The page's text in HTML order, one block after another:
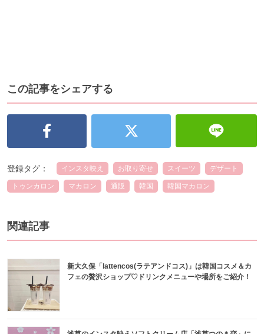
この記事をシェアする
登録タグ： インスタ映え お取り寄せ スイーツ デザート
トゥンカロン マカロン 通販 韓国 韓国マカロン
関連記事
新大久保「lattencos(ラテアンドコス)」は韓国コスメ＆カ
フェの贅沢ショップ♡ドリンクメニューや場所をご紹介！